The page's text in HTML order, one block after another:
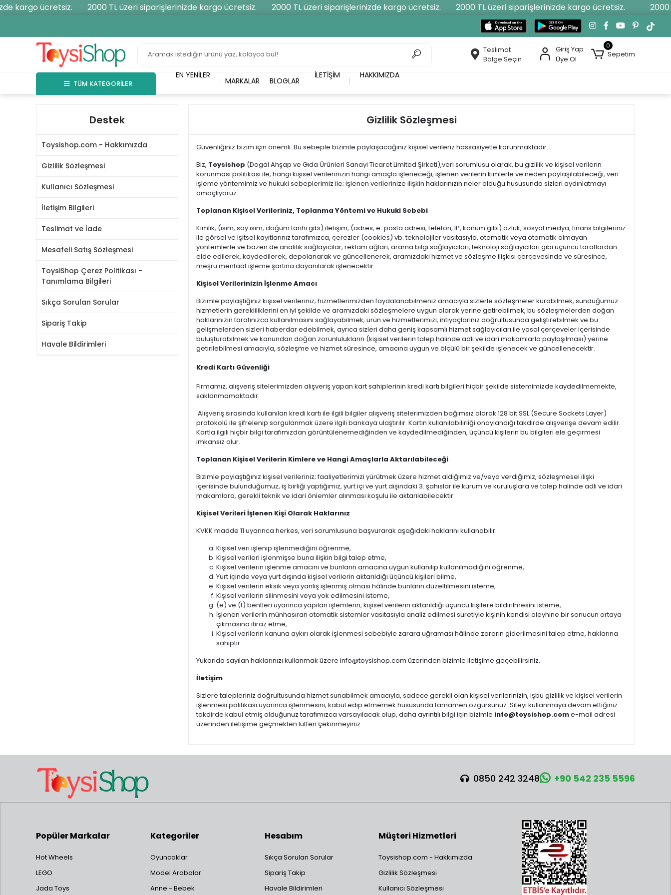
kargo ücretsiz. 2000 TL üzeri siparişlerinizde kargo ücretsiz. 2000 TL üzeri siparişlerinizde kargo ücretsiz. 2000 TL üzeri siparişlerinizde kargo ücretsiz. 2000
Teslimat
Bölge Seçin
Giriş Yap
Üye Ol
0
Sepetim
TÜM KATEGORİLER
EN YENILER
MARKALAR BLOGLAR
İLETIŞIM HAKKIMIZDA
Destek
Toysishop.com - Hakkımızda
Gizlilik Sözleşmesi
Kullanıcı Sözleşmesi
İletişim Bilgileri
Teslimat ve İade
Mesafeli Satış Sözleşmesi
ToysiShop Çerez Politikası -
Tanımlama Bilgileri
Sıkça Sorulan Sorular
Sipariş Takip
Havale Bildirimleri
Gizlilik Sözleşmesi
Güvenliğiniz bizim için önemli. Bu sebeple bizimle paylaşacağınız kişisel verileriz hassasiyetle korunmaktadır.
Biz, Toysishop (Dogal Ahşap ve Gıda Ürünleri Sanayi Ticaret Limited Şirketi),veri sorumlusu olarak, bu gizlilik ve kişisel verilerin
korunması politikası ile, hangi kişisel verilerinizin hangi amaçla işleneceği, işlenen verilerin kimlerle ve neden paylaşılabileceği, veri
işleme yöntemimiz ve hukuki sebeplerimiz ile; işlenen verilerinize ilişkin haklarınızın neler olduğu hususunda sizleri aydınlatmayı
amaçlıyoruz.
Toplanan Kişisel Verileriniz, Toplanma Yöntemi ve Hukuki Sebebi
Kimlik, (isim, soy isim, doğum tarihi gibi) iletişim, (adres, e-posta adresi, telefon, IP, konum gibi) özlük, sosyal medya, finans bilgileriniz
ile görsel ve işitsel kayıtlarınız tarafımızca, çerezler (cookies) vb. teknolojiler vasıtasıyla, otomatik veya otomatik olmayan
yöntemlerle ve bazen de analitik sağlayıcılar, reklam ağları, arama bilgi sağlayıcıları, teknoloji sağlayıcıları gibi üçüncü taraflardan
elde edilerek, kaydedilerek, depolanarak ve güncellenerek, aramızdaki hizmet ve sözleşme ilişkisi çerçevesinde ve süresince,
meşru menfaat işleme şartına dayanılarak işlenecektir.
Kişisel Verilerinizin İşlenme Amacı
Bizimle paylaştığınız kişisel verileriniz; hizmetlerimizden faydalanabilmeniz amacıyla sizlerle sözleşmeler kurabilmek, sunduğumuz
hizmetlerin gerekliliklerini en iyi şekilde ve aramızdaki sözleşmelere uygun olarak yerine getirebilmek, bu sözleşmelerden doğan
haklarınızın tarafınızca kullanılmasını sağlayabilmek, ürün ve hizmetlerimizi, ihtiyaçlarınız doğrultusunda geliştirebilmek ve bu
gelişmelerden sizleri haberdar edebilmek, ayrıca sizleri daha geniş kapsamlı hizmet sağlayıcıları ile yasal çerçeveler içerisinde
buluşturabilmek ve kanundan doğan zorunlulukların (kişisel verilerin talep halinde adli ve idari makamlarla paylaşılması) yerine
getirilebilmesi amacıyla, sözleşme ve hizmet süresince, amacına uygun ve ölçülü bir şekilde işlenecek ve güncellenecektir.
Kredi Kartı Güvenliği
Firmamız, alışveriş sitelerimizden alışveriş yapan kart sahiplerinin kredi kartı bilgileri hiçbir şekilde sistemimizde kaydedilmemekte,
saklanmamaktadır.
Alışveriş sırasında kullanılan kredi kartı ile ilgili bilgiler alışveriş sitelerimizden bağımsız olarak 128 bit SSL (Secure Sockets Layer)
protokolü ile şifrelenip sorgulanmak üzere ilgili bankaya ulaştırılır. Kartın kullanılabilirliği onaylandığı takdirde alışverişe devam edilir.
Kartla ilgili hiçbir bilgi tarafımızdan görüntülenemediğinden ve kaydedilmediğinden, üçüncü kişilerin bu bilgileri ele geçirmesi
imkansız olur.
Toplanan Kişisel Verilerin Kimlere ve Hangi Amaçlarla Aktarılabileceği
Bizimle paylaştığınız kişisel verileriniz; faaliyetlerimizi yürütmek üzere hizmet aldığımız ve/veya verdiğimiz, sözleşmesel ilişki
içerisinde bulunduğumuz, iş birliği yaptığımız, yurt içi ve yurt dışındaki 3. şahıslar ile kurum ve kuruluşlara ve talep halinde adli ve idari
makamlara, gerekli teknik ve idari önlemler alınması koşulu ile aktarılabilecektir.
Kişisel Verileri İşlenen Kişi Olarak Haklarınız
KVKK madde 11 uyarınca herkes, veri sorumlusuna başvurarak aşağıdaki haklarını kullanabilir:
Kişisel veri işlenip işlenmediğini öğrenme,
Kişisel verileri işlenmişse buna ilişkin bilgi talep etme,
Kişisel verilerin işlenme amacını ve bunların amacına uygun kullanılıp kullanılmadığını öğrenme,
Yurt içinde veya yurt dışında kişisel verilerin aktarıldığı üçüncü kişileri bilme,
Kişisel verilerin eksik veya yanlış işlenmiş olması hâlinde bunların düzeltilmesini isteme,
Kişisel verilerin silinmesini veya yok edilmesini isteme,
(e) ve (f) bentleri uyarınca yapılan işlemlerin, kişisel verilerin aktarıldığı üçüncü kişilere bildirilmesini isteme,
İşlenen verilerin münhasıran otomatik sistemler vasıtasıyla analiz edilmesi suretiyle kişinin kendisi aleyhine bir sonucun ortaya
çıkmasına itiraz etme,
Kişisel verilerin kanuna aykırı olarak işlenmesi sebebiyle zarara uğraması hâlinde zararın giderilmesini talep etme, haklarına
sahiptir.
Yukarıda sayılan haklarınızı kullanmak üzere info@toysishop.com üzerinden bizimle iletişime geçebilirsiniz.
İletişim
Sizlere talepleriniz doğrultusunda hizmet sunabilmek amacıyla, sadece gerekli olan kişisel verilerinizin, işbu gizlilik ve kişisel verilerin
işlenmesi politikası uyarınca işlenmesini, kabul edip etmemek hususunda tamamen özgürsünüz. Siteyi kullanmaya devam ettiğiniz
takdirde kabul etmiş olduğunuz tarafımızca varsayılacak olup, daha ayrıntılı bilgi için bizimle info@toysishop.come-mail adresi
üzerinden iletişime geçmekten lütfen çekinmeyiniz.
0850 242 3248 +90 542 235 5596
Popüler Markalar
Hot Wheels
LEGO
Jada Toys
Kategoriler
Oyuncaklar
Model Arabalar
Anne - Bebek
Hesabım
Sıkça Sorulan Sorular
Sipariş Takip
Havale Bildirimleri
Müşteri Hizmetleri
Toysishop.com - Hakkımızda
Gizlilik Sözleşmesi
Kullanıcı Sözleşmesi